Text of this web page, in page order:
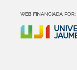
WEB FINANCIADA POR: